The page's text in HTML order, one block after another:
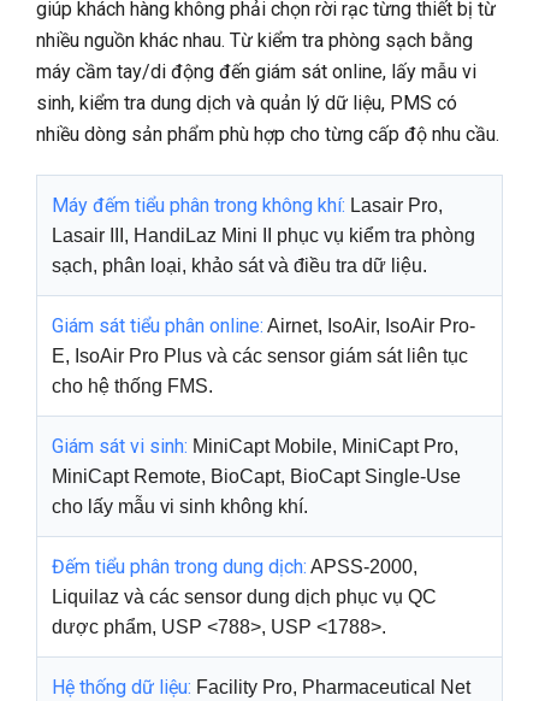
giúp khách hàng không phải chọn rời rạc từng thiết bị từ
nhiều nguồn khác nhau. Từ kiểm tra phòng sạch bằng
máy cầm tay/di động đến giám sát online, lấy mẫu vi
sinh, kiểm tra dung dịch và quản lý dữ liệu, PMS có
nhiều dòng sản phẩm phù hợp cho từng cấp độ nhu cầu.
Máy đếm tiểu phân trong không khí: Lasair Pro,
Lasair III, HandiLaz Mini II phục vụ kiểm tra phòng
sạch, phân loại, khảo sát và điều tra dữ liệu.
Giám sát tiểu phân online: Airnet, IsoAir, IsoAir Pro-
E, IsoAir Pro Plus và các sensor giám sát liên tục
cho hệ thống FMS.
Giám sát vi sinh: MiniCapt Mobile, MiniCapt Pro,
MiniCapt Remote, BioCapt, BioCapt Single-Use
cho lấy mẫu vi sinh không khí.
Đếm tiểu phân trong dung dịch: APSS-2000,
Liquilaz và các sensor dung dịch phục vụ QC
dược phẩm, USP <788>, USP <1788>.
Hệ thống dữ liệu: Facility Pro, Pharmaceutical Net